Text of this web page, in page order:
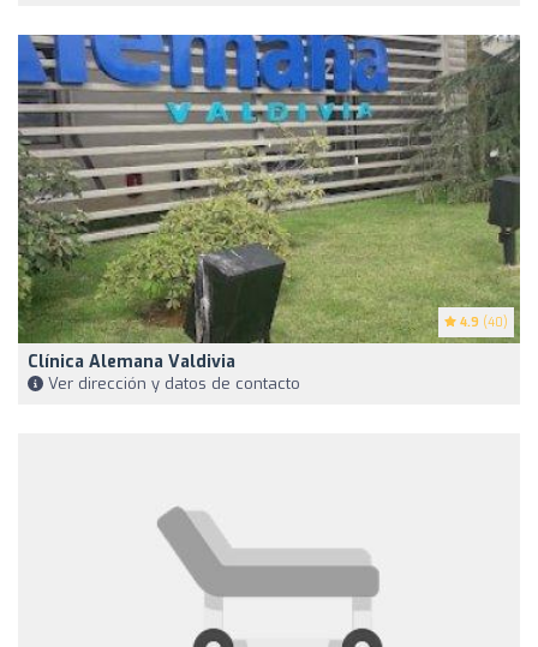
4.9 (40)
Clínica Alemana Valdivia
Ver dirección y datos de contacto